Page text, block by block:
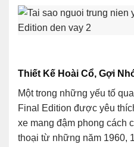
Thiết Kế Hoài Cổ, Gợi
Một trong những yếu tố
Final Edition được yêu
xe mang đậm phong cách
thoại từ những năm 1960,